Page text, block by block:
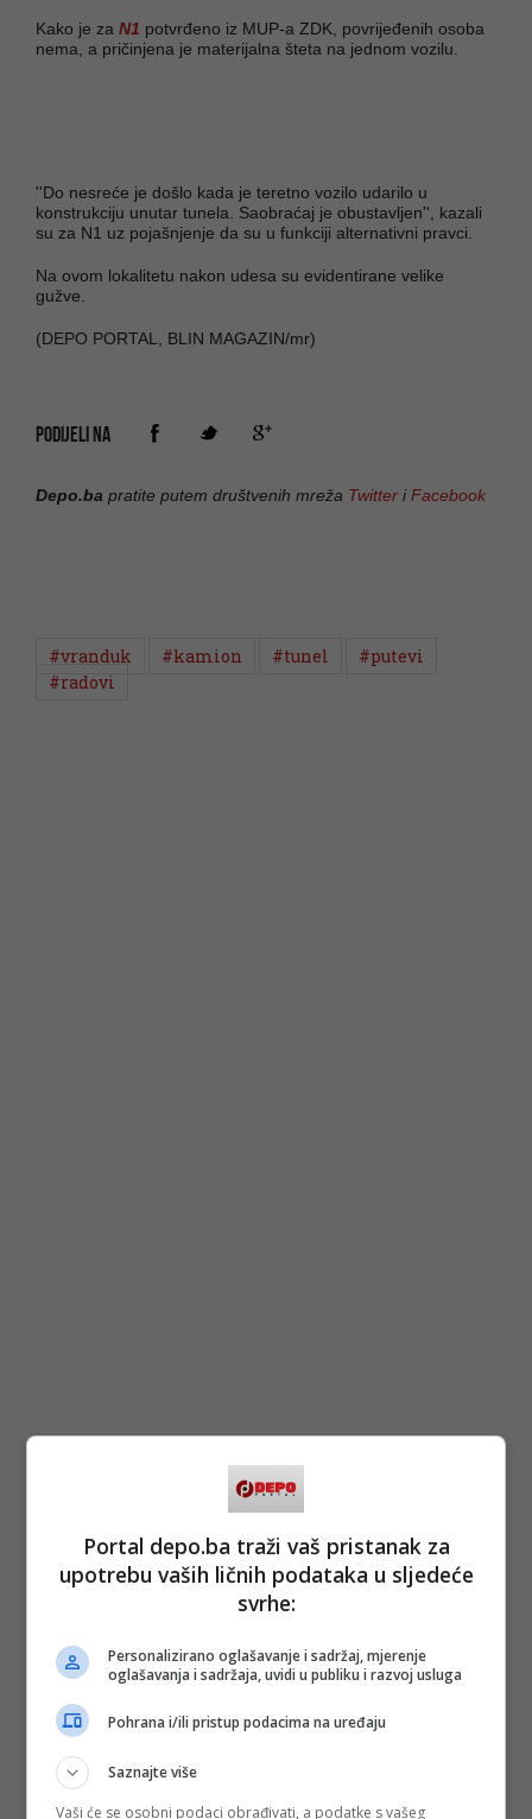
Kako je za N1 potvrđeno iz MUP-a ZDK, povrijeđenih osoba
nema, a pričinjena je materijalna šteta na jednom vozilu.
''Do nesreće je došlo kada je teretno vozilo udarilo u
konstrukciju unutar tunela. Saobraćaj je obustavljen'', kazali
su za N1 uz pojašnjenje da su u funkciji alternativni pravci.
Na ovom lokalitetu nakon udesa su evidentirane velike
gužve.
(DEPO PORTAL, BLIN MAGAZIN/mr)
PODIJELI NA
Depo.ba pratite putem društvenih mreža Twitter iFacebook
#vranduk #kamion #tunel
#putevi
#radovi
Portal depo.ba traži vaš pristanak za
upotrebu vaših ličnih podataka u sljedeće
svrhe:
Personalizirano oglašavanje i sadržaj, mjerenje
oglašavanja i sadržaja, uvidi u publiku i razvoj usluga
Pohrana i/ili pristup podacima na uređaju
Saznajte više
Vaši će se osobni podaci obrađivati, a podatke s vašeg